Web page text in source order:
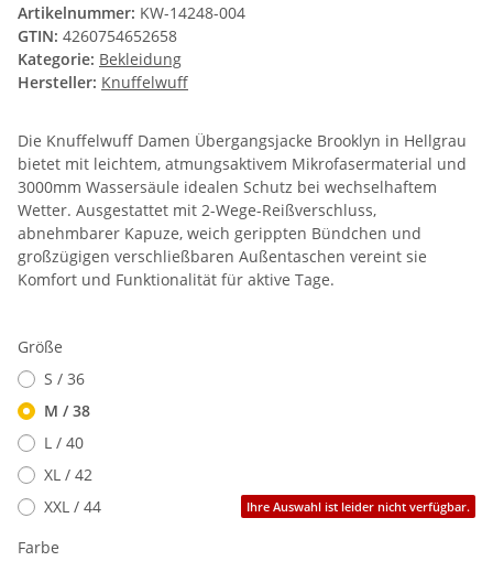
Artikelnummer: KW-14248-004
GTIN: 4260754652658
Kategorie: Bekleidung
Hersteller: Knuffelwuff
Die Knuffelwuff Damen Übergangsjacke Brooklyn in Hellgrau
bietet mit leichtem, atmungsaktivem Mikrofasermaterial und
3000mm Wassersäule idealen Schutz bei wechselhaftem
Wetter. Ausgestattet mit 2-Wege-Reißverschluss,
abnehmbarer Kapuze, weich gerippten Bündchen und
großzügigen verschließbaren Außentaschen vereint sie
Komfort und Funktionalität für aktive Tage.
Größe
S / 36
M / 38
L / 40
XL / 42
XXL / 44
Ihre Auswahl ist leider nicht verfügbar.
Farbe